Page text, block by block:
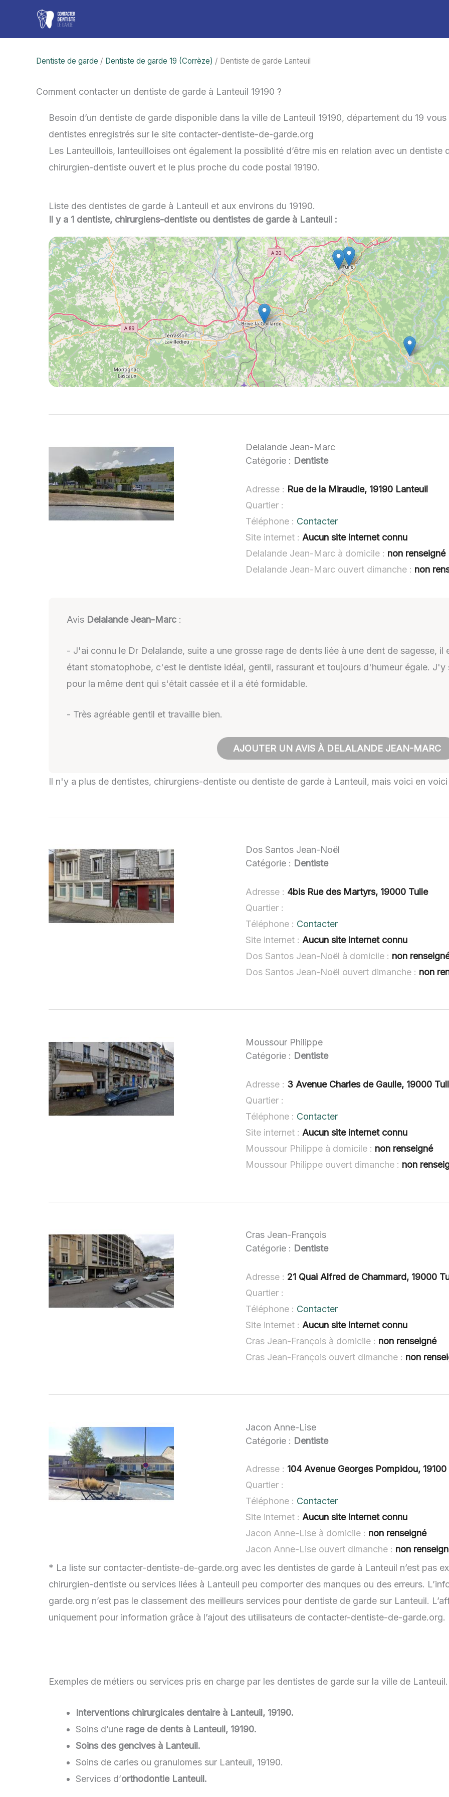
contenu
Dentiste de garde / Dentiste de garde 19 (Corrèze) / Dentiste de garde Lanteuil
Comment contacter un dentiste de garde à Lanteuil 19190 ?
Besoin d’un dentiste de garde disponible dans la ville de Lanteuil 19190, département du 19
dentistes enregistrés sur le site contacter-dentiste-de-garde.org
Les Lanteuillois, lanteuilloises ont également la possiblité d’être mis en relation avec un dentiste
chirurgien-dentiste ouvert et le plus proche du code postal 19190.
Liste des dentistes de garde à Lanteuil et aux environs du 19190.
Il y a 1 dentiste, chirurgiens-dentiste ou dentistes de garde à Lanteuil :
Delalande Jean-Marc
Catégorie : Dentiste
Adresse : Rue de la Miraudie, 19190 Lanteuil
Quartier :
Téléphone : Contacter
Site internet : Aucun site internet connu
Delalande Jean-Marc à domicile : non renseigné
Delalande Jean-Marc ouvert dimanche : non
Avis Delalande Jean-Marc :
- J'ai connu le Dr Delalande, suite a une grosse rage de dents liée à une dent de sagesse, il
étant stomatophobe, c'est le dentiste idéal, gentil, rassurant et toujours d'humeur égale.
pour la même dent qui s'était cassée et il a été formidable.
- Très agréable gentil et travaille bien.
AJOUTER UN AVIS À DELALANDE JEAN-MARC
Il n'y a plus de dentistes, chirurgiens-dentiste ou dentiste de garde à Lanteuil, mais voici en
Dos Santos Jean-Noël
Catégorie : Dentiste
Adresse : 4bis Rue des Martyrs, 19000 Tulle
Quartier :
Téléphone : Contacter
Site internet : Aucun site internet connu
Dos Santos Jean-Noël à domicile : non
Dos Santos Jean-Noël ouvert dimanche : non
Moussour Philippe
Catégorie : Dentiste
Adresse : 3 Avenue Charles de Gaulle, 19000
Quartier :
Téléphone : Contacter
Site internet : Aucun site internet connu
Moussour Philippe à domicile : non renseigné
Moussour Philippe ouvert dimanche : non
Cras Jean-François
Catégorie : Dentiste
Adresse : 21 Quai Alfred de Chammard, 19000
Quartier :
Téléphone : Contacter
Site internet : Aucun site internet connu
Cras Jean-François à domicile : non renseigné
Cras Jean-François ouvert dimanche : non
Jacon Anne-Lise
Catégorie : Dentiste
Adresse : 104 Avenue Georges Pompidou,
Quartier :
Téléphone : Contacter
Site internet :Aucun site internet connu
Jacon Anne-Lise à domicile : non renseigné
Jacon Anne-Lise ouvert dimanche : non
* La liste sur contacter-dentiste-de-garde.org avec les dentistes de garde à Lanteuil n’est pas
chirurgien-dentiste ou services liées à Lanteuil peu comporter des manques ou des erreurs.
garde.org n’est pas le classement des meilleurs services pour dentiste de garde sur Lanteuil.
uniquement pour information grâce à l’ajout des utilisateurs de contacter-dentiste-de-garde.org.
Exemples de métiers ou services pris en charge par les dentistes de garde sur la ville de Lanteuil.
Interventions chirurgicales dentaire à Lanteuil, 19190.
Soins d’une rage de dents à Lanteuil, 19190.
Soins des gencives à Lanteuil.
Soins de caries ou granulomes sur Lanteuil, 19190.
Services d’orthodontie Lanteuil.